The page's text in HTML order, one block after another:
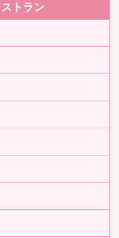
トラン